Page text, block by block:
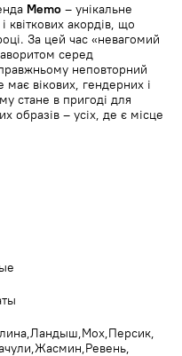
Memo – унікальне
квіткових акордів, що
За цей час «невагомий
серед
неповторний
вікових, гендерних і
стане в пригоді для
образів – усіх, де є місце
Ландыш Мох Персик
Жасмин Ревень